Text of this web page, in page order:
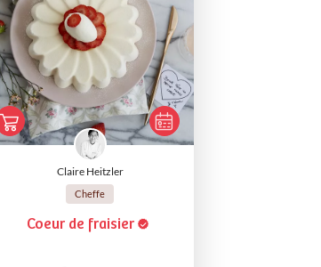
Claire Heitzler
Cheffe
Coeur de fraisier